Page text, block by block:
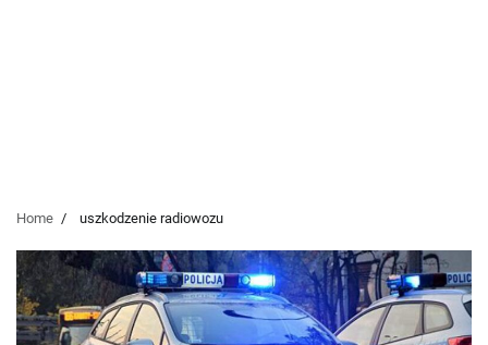
Home uszkodzenie radiowozu